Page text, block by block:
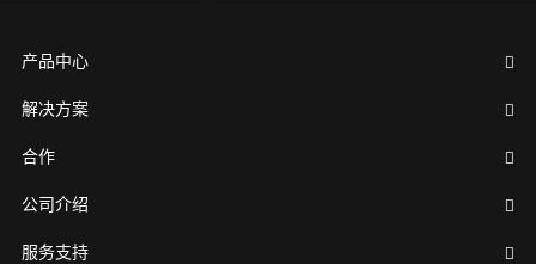
产品中心
解决方案
合作
公司介绍
服务支持